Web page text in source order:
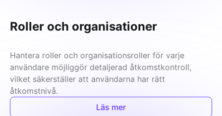
Roller och organisationer
Hantera roller och organisationsroller för varje
användare möjliggör detaljerad åtkomstkontroll,
vilket säkerställer att användarna har rätt
åtkomstnivå.
Läs mer